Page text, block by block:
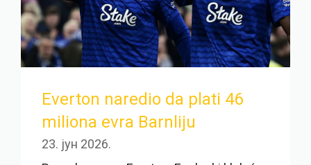
Everton naredio da plati 46
miliona evra Barnliju
23. јун 2026.